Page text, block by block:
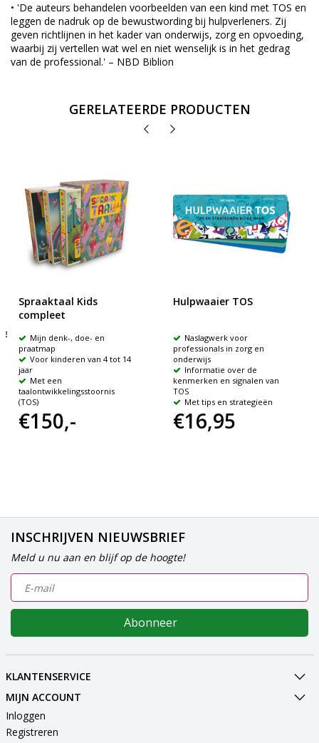
• 'De auteurs behandelen voorbeelden van een kind met TOS en
leggen de nadruk op de bewustwording bij hulpverleners. Zij
geven richtlijnen in het kader van onderwijs, zorg en opvoeding,
waarbij zij vertellen wat wel en niet wenselijk is in het gedrag
van de professional.' – NBD Biblion
GERELATEERDE PRODUCTEN
Spraaktaal Kids
compleet
Mijn denk-, doe- en
praatmap
Voor kinderen van 4 tot 14
jaar
Met een
taalontwikkelingsstoornis
(TOS)
€150,-
Hulpwaaier TOS
Naslagwerk voor
professionals in zorg en
onderwijs
Informatie over de
kenmerken en signalen van
TOS
Met tips en strategieën
€16,95
INSCHRIJVEN NIEUWSBRIEF
Meld u nu aan en blijf op de hoogte!
Abonneer
KLANTENSERVICE
MIJN ACCOUNT
Inloggen
Registreren